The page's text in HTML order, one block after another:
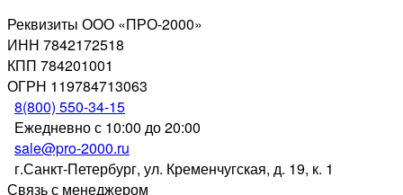
Реквизиты ООО «ПРО-2000»
ИНН 7842172518
КПП 784201001
ОГРН 119784713063
8(800) 550-34-15
Ежедневно с 10:00 до 20:00
sale@pro-2000.ru
г.Санкт-Петербург, ул. Кременчугская, д. 19, к. 1
Связь с менеджером